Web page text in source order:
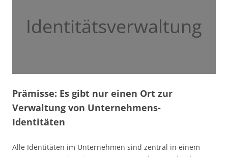
Identitätsverwaltung
Prämisse: Es gibt nur einen Ort zur
Verwaltung von Unternehmens-
Identitäten
Alle Identitäten im Unternehmen sind zentral in einem